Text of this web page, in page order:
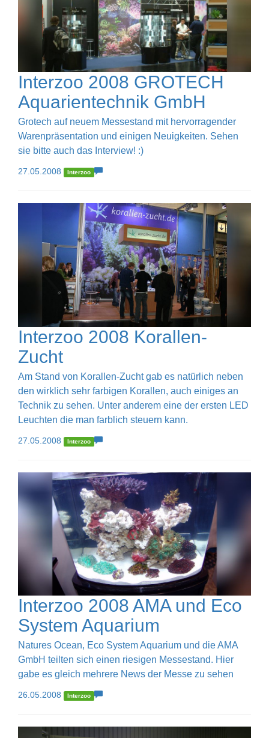
Interzoo 2008 GROTECH
Aquarientechnik GmbH
Grotech auf neuem Messestand mit hervorragender
Warenpräsentation und einigen Neuigkeiten. Sehen
sie bitte auch das Interview! :)
27.05.2008 Interzoo
Interzoo 2008 Korallen-
Zucht
Am Stand von Korallen-Zucht gab es natürlich neben
den wirklich sehr farbigen Korallen, auch einiges an
Technik zu sehen. Unter anderem eine der ersten LED
Leuchten die man farblich steuern kann.
27.05.2008 Interzoo
Interzoo 2008 AMA und Eco
System Aquarium
Natures Ocean, Eco System Aquarium und die AMA
GmbH teilten sich einen riesigen Messestand. Hier
gabe es gleich mehrere News der Messe zu sehen
26.05.2008 Interzoo